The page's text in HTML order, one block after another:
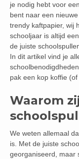
je nodig hebt voor
bent naar een
trendy kaftpapier, wij
schooljaar is altijd
de juiste
In dit artikel vind je
pak een kop koffie
Waarom
We weten allemaal
is. Met de juiste
georganiseerd, maar